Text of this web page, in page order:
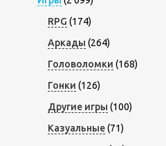
RPG (174)
Аркады (264)
Головоломки (168)
Гонки (126)
Другие игры (100)
Казуальные(71)